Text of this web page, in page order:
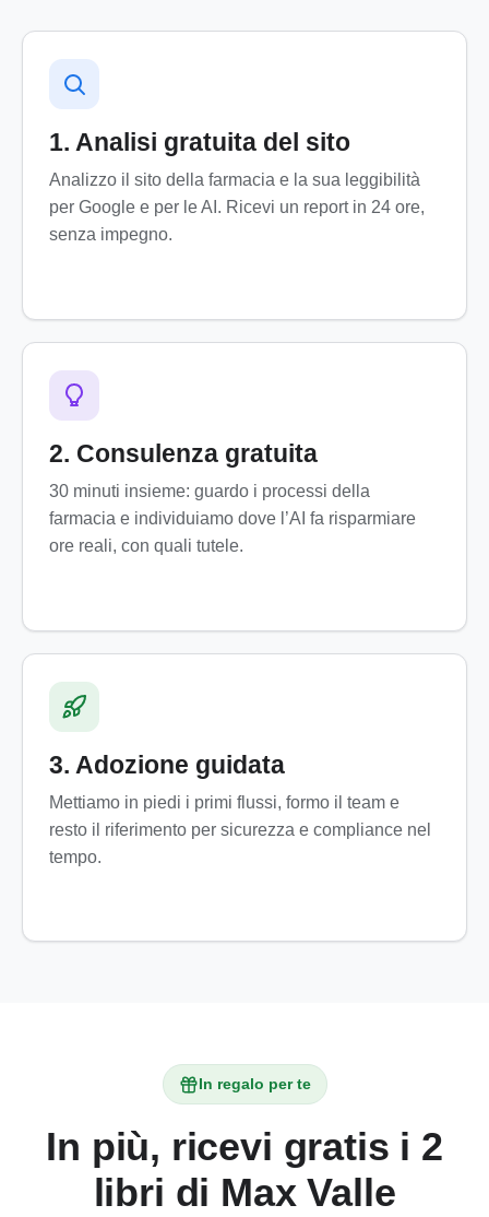
1. Analisi gratuita del sito
Analizzo il sito della farmacia e la sua leggibilità
per Google e per le AI. Ricevi un report in 24 ore,
senza impegno.
2. Consulenza gratuita
30 minuti insieme: guardo i processi della
farmacia e individuiamo dove l’AI fa risparmiare
ore reali, con quali tutele.
3. Adozione guidata
Mettiamo in piedi i primi flussi, formo il team e
resto il riferimento per sicurezza e compliance nel
tempo.
In regalo per te
In più, ricevi gratis i 2
libri di Max Valle